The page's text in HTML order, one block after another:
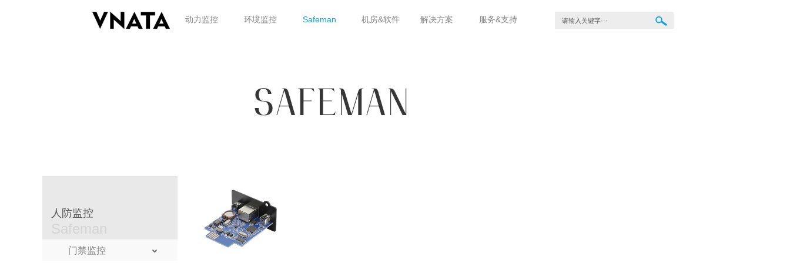
动力监控 环境监控 人防监控
Safeman 机房&软件 解决方案 服务&支持
人防监控
门禁监控